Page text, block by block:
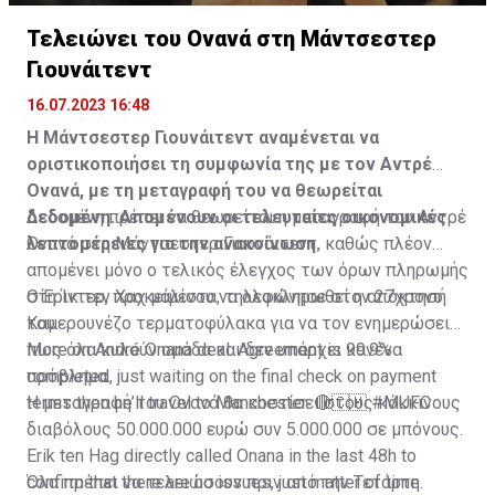
Τελειώνει του Ονανά στη Μάντσεστερ
Γιουνάιτεντ
16.07.2023 16:48
Η Μάντσεστερ Γιουνάιτεντ αναμένεται να
οριστικοποιήσει τη συμφωνία της με τον Αντρέ
Ονανά, με τη μεταγραφή του να θεωρείται
δεδομένη. Απομένουν οι τελευταίες οικονομικές
λεπτομέρειες για την ανακοίνωση.
Δεδομένη πρέπει να θεωρείται η μεταγραφή του Αντρέ
Ονανά στη Μάντσεστερ Γιουνάιτεντ, καθώς πλέον
απομένει μόνο ο τελικός έλεγχος των όρων πληρωμής
στη Ίντερ, προκειμένου να ολοκληρωθεί η απόκτησή
του.
Ο Έρικ τεν Χαχ μάλιστα, τηλεφώνησε στον 27χρονο
Καμερουνέζο τερματοφύλακα για να τον ενημερώσει
πως όλα κυλούν ομάδα και δεν υπάρχει κανένα
πρόβλημα.
More on André Onana deal. Agreement is 99.9%
completed, just waiting on the final check on payment
terms then he’ll travel to Manchester. 🔴🇨🇲#MUFC
Erik ten Hag directly called Onana in the last 48h to
confirm that there are no issues, just matter of time.
Η μεταγραφή του Ονανά θα κοστίσει στους κόκκινους
διαβόλους 50.000.000 ευρώ συν 5.000.000 σε μπόνους.
Όλα πρέπει να τελειώσουν πριν από την Τετάρτη